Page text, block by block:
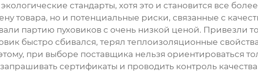
стандарты, хотя это и становится все
товара, но и потенциальные риски, связанные с
партию пуховиковс очень низкой ценой. Привезли
быстро сбивался, терял теплоизоляционные
при выборе поставщика нельзя ориентироваться
сертификаты и проводить контроль качества